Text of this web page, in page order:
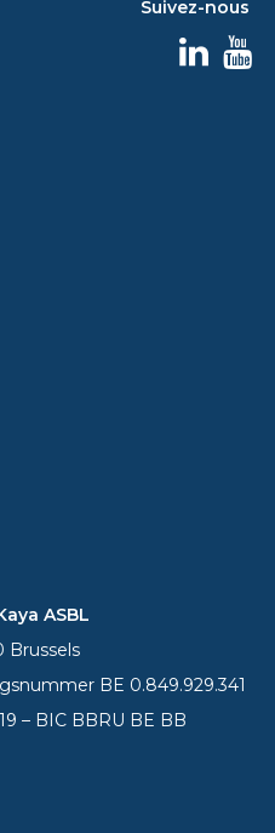
Suivez-nous
ASBL
Brussels
BE 0.849.929.341
– BIC BBRU BE BB